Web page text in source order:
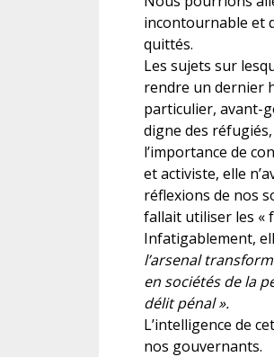
incontournable et
quittés.
Les sujets sur
rendre un dernier
particulier, avant-
digne des
l’importance de
et activiste, elle
réflexions de nos
fallait utiliser les «
Infatigablement,
l’arsenal
en sociétés de la
délit pénal ».
L’intelligence de
nos gouvernants.